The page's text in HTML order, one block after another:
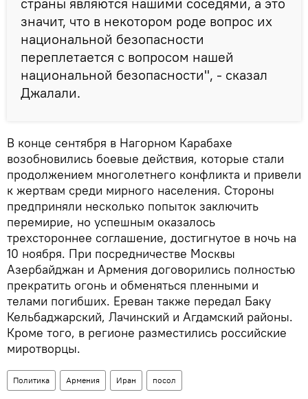
значит, что в некотором роде вопрос их
национальной безопасности
переплетается с вопросом нашей
национальной безопасности", - сказал
Джалали.
В конце сентября в Нагорном Карабахе
возобновились боевые действия, которые стали
продолжением многолетнего конфликта и привели
к жертвам среди мирного населения. Стороны
предприняли несколько попыток заключить
перемирие, но успешным оказалось
трехстороннее соглашение, достигнутое в ночь на
10 ноября. При посредничестве Москвы
Азербайджан и Армения договорились полностью
прекратить огонь и обменяться пленными и
телами погибших. Ереван также передал Баку
Кельбаджарский, Лачинский и Агдамский районы.
Кроме того, в регионе разместились российские
миротворцы.
Политика Армения Иран посол